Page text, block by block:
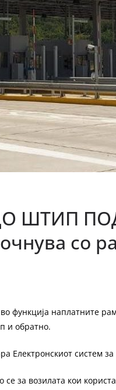
ШТИП
со
функција наплатните
и обратно.
Електронскиот систем
за возилата кои